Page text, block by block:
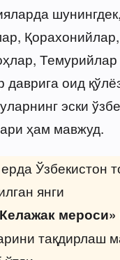
шунингдек,
Қорахонийлар,
даврига оид
эски
ҳам мавжуд.
Ўзбекистон
янги
мероси»
тақдирлаш